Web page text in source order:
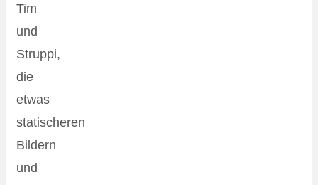
Tim
und
Struppi,
die
etwas
statischeren
Bildern
und